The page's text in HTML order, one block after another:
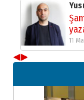
11
Neşat YALÇIN
Paranın Aile
03 Ağustos 2026
◀▶